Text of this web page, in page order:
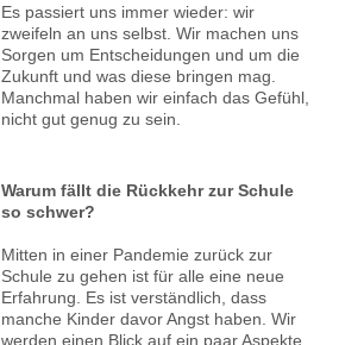
Es passiert uns immer wieder: wir
zweifeln an uns selbst. Wir machen uns
Sorgen um Entscheidungen und um die
Zukunft und was diese bringen mag.
Manchmal haben wir einfach das Gefühl,
nicht gut genug zu sein.
Warum fällt die Rückkehr zur Schule
so schwer?
Mitten in einer Pandemie zurück zur
Schule zu gehen ist für alle eine neue
Erfahrung. Es ist verständlich, dass
manche Kinder davor Angst haben. Wir
werden einen Blick auf ein paar Aspekte